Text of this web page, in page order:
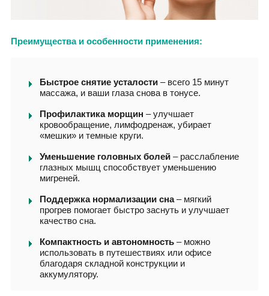
Преимущества и особенности применения:
Быстрое снятие усталости – всего 15 минут
массажа, и ваши глаза снова в тонусе.
Профилактика морщин – улучшает
кровообращение, лимфодренаж, убирает
«мешки» и темные круги.
Уменьшение головных болей – расслабление
глазных мышц способствует уменьшению
мигреней.
Поддержка нормализации сна– мягкий
прогрев помогает быстро заснуть и улучшает
качество сна.
Компактность и автономность – можно
использовать в путешествиях или офисе
благодаря складной конструкции и
аккумулятору.